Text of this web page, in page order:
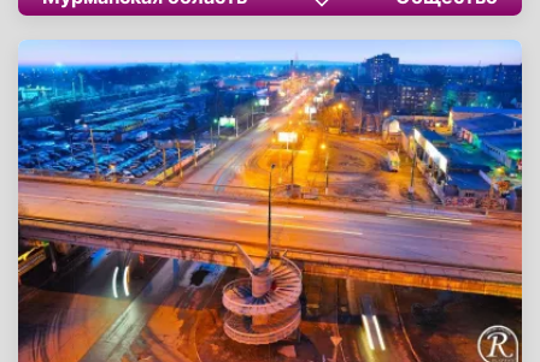
город окружает территория Зашейковского
лесничества, неподалеку от населенного
пункта находится заповедник, где гнездятся
морские птицы Белого и Баренцева морей.